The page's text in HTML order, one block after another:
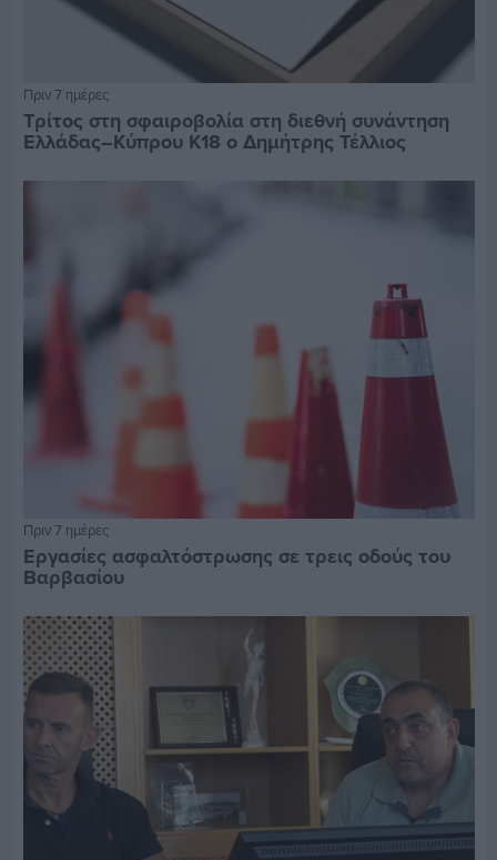
Πριν 7 ημέρες
Τρίτος στη σφαιροβολία στη διεθνή συνάντηση
Ελλάδας–Κύπρου Κ18 ο Δημήτρης Τέλλιος
Πριν 7 ημέρες
Εργασίες ασφαλτόστρωσης σε τρεις οδούς του
Βαρβασίου